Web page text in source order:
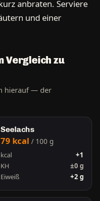
anbraten. Serviere
und einer
Vergleich zu
hierauf — der
Seelachs
79 kcal/ 100 g
kcal
+1
KH
±0 g
Eiweiß
+2 g